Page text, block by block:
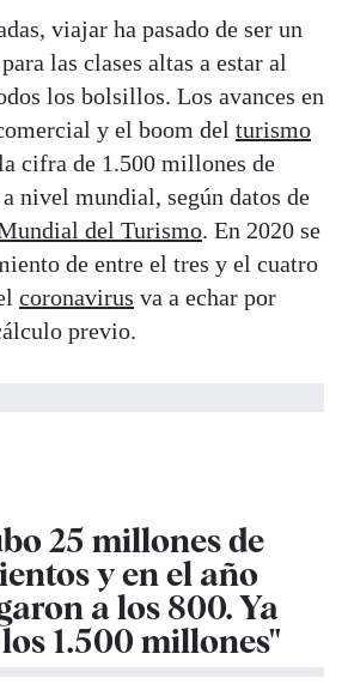
viajar ha pasado de ser un
las clases altas a estar al
los bolsillos. Los avances en
y el boom del turismo
cifra de 1.500 millones de
nivel mundial, según datos de
del Turismo. En 2020 se
de entre el tres y el cuatro
coronavirus va a echar por
previo.
25 millones de
y en el año
a los 800. Ya
1.500 millones"